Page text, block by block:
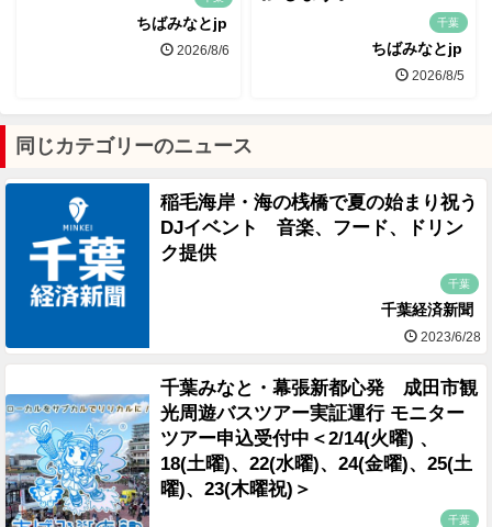
ちばみなとjp
2026/8/6
千葉
ちばみなとjp
2026/8/5
同じカテゴリーのニュース
稲毛海岸・海の桟橋で夏の始まり祝う
DJイベント 音楽、フード、ドリン
ク提供
千葉
千葉経済新聞
2023/6/28
千葉みなと・幕張新都心発 成田市観
光周遊バスツアー実証運行 モニター
ツアー申込受付中＜2/14(火曜) 、
18(土曜)、22(水曜)、24(金曜)、25(土
曜)、23(木曜祝)＞
千葉